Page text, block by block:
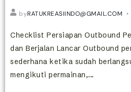
byRATUKREASIINDO@GMAIL.COM
Checklist Persiapan Outbound
dan Berjalan Lancar Outbound
sederhana ketika sudah
mengikuti permainan,...